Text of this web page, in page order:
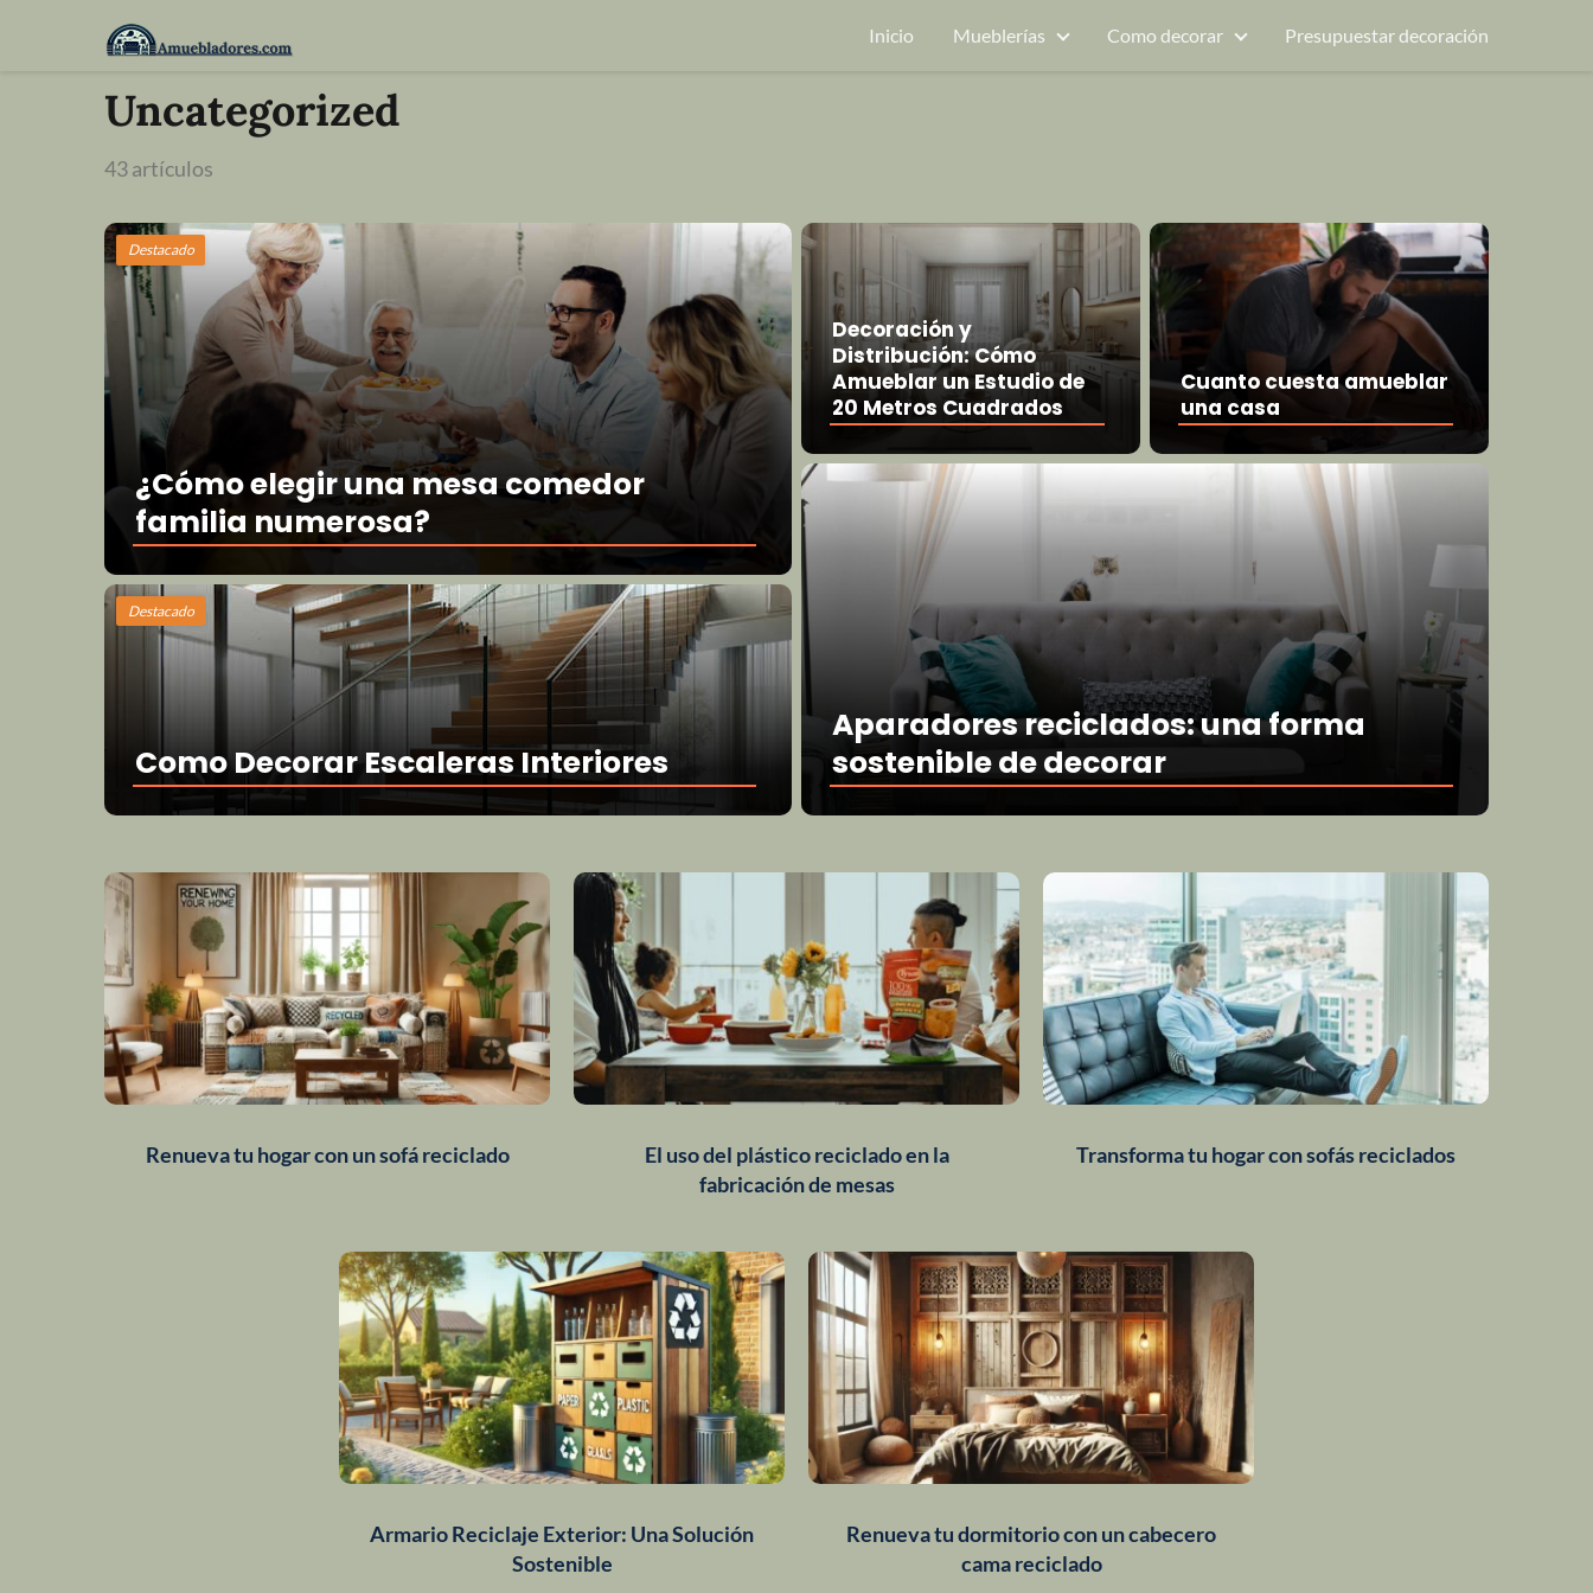
Inicio Mueblerías Como decorar Presupuestar decoración
Uncategorized
43 artículos
Destacado
¿Cómo elegir una mesa comedor
familia numerosa?
Decoración y
Distribución: Cómo
Amueblar un Estudio de
20 Metros Cuadrados
Destacado
Como Decorar Escaleras Interiores
Cuanto cuesta amueblar
una casa
Aparadores reciclados: una forma
sostenible de decorar
Renueva tu hogar con un sofá reciclado
El uso del plástico reciclado en la
fabricación de mesas
Transforma tu hogar con sofás reciclados
Armario Reciclaje Exterior: Una Solución
Sostenible
Renueva tu dormitorio con un cabecero
cama reciclado